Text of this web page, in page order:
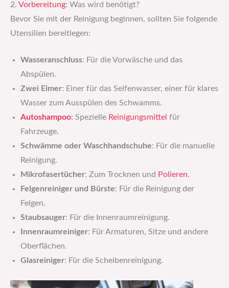
2. Vorbereitung: Was wird benötigt?
Bevor Sie mit der Reinigung beginnen, sollten Sie folgende
Utensilien bereitlegen:
Wasseranschluss: Für die Vorwäsche und das
Abspülen.
Zwei Eimer: Einer für das Seifenwasser, einer für klares
Wasser zum Ausspülen des Schwamms.
Autoshampoo: Spezielle Reinigungsmittel für
Fahrzeuge.
Schwämme oder Waschhandschuhe: Für die manuelle
Reinigung.
Mikrofasertücher: Zum Trocknen und Polieren.
Felgenreiniger und Bürste: Für die Reinigung der
Felgen.
Staubsauger: Für die Innenraumreinigung.
Innenraumreiniger: Für Armaturen, Sitze und andere
Oberflächen.
Glasreiniger: Für die Scheibenreinigung.